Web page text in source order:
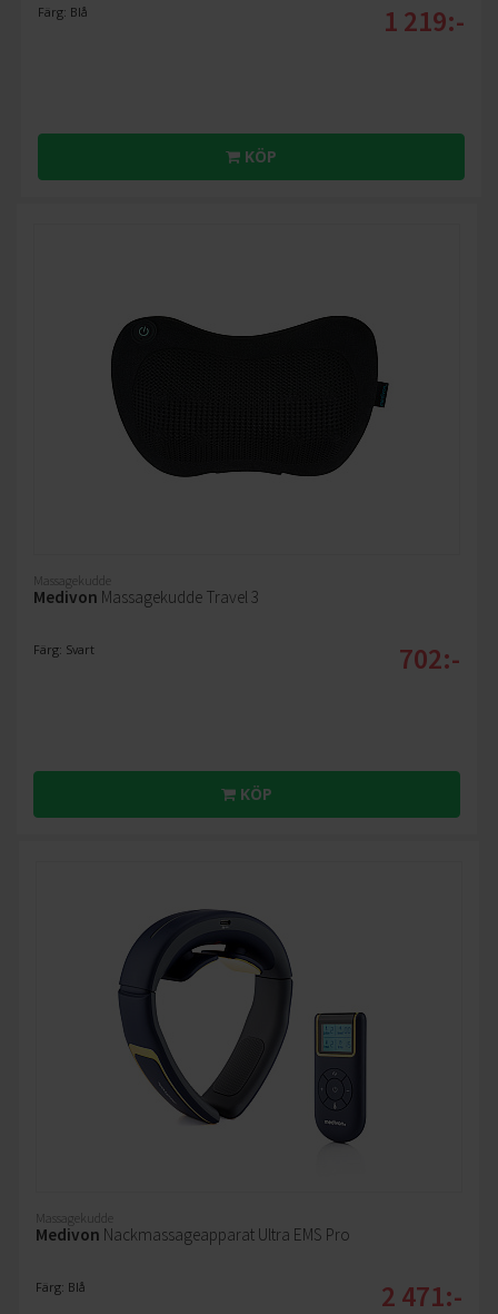
Färg: Blå 1 219:-
KÖP
Massagekudde
Medivon Massagekudde Travel 3
Färg: Svart 702:-
KÖP
Massagekudde
Medivon Nackmassageapparat Ultra EMS Pro
Färg: Blå 2 471:-